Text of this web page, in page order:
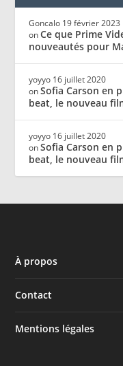
Goncalo 19 février 2023
onCe que Prime
nouveautés pour
yoyyo 16 juillet 2020
onSofia Carson en
beat, le nouveau
yoyyo 16 juillet 2020
onSofia Carson en
beat, le nouveau
À propos
Contact
Mentions légales